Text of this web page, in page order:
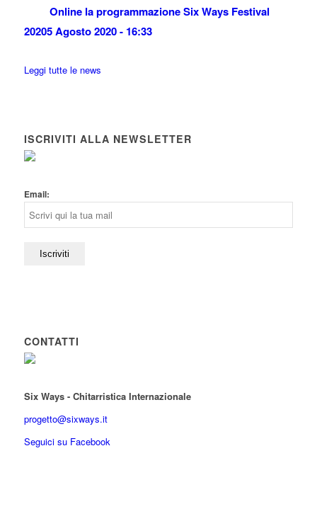
Online la programmazione Six Ways Festival
20205 Agosto 2020 - 16:33
Leggi tutte le news
ISCRIVITI ALLA NEWSLETTER
Email:
CONTATTI
Six Ways - Chitarristica Internazionale
progetto@sixways.it
Seguici su Facebook